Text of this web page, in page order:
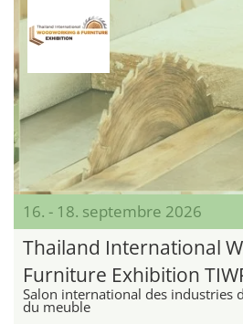
16. - 18. septembre 2026
Thailand International
Furniture Exhibition
Salon international des industries
du meuble